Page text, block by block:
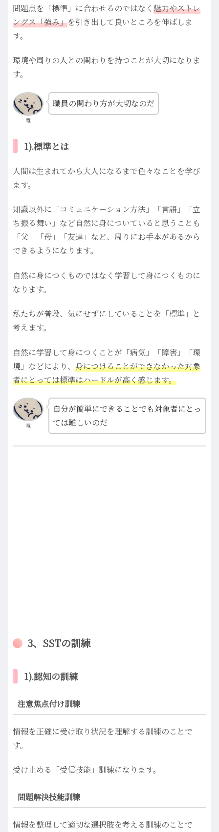
問題点を「標準」に合わせるのではなく 魅力やストレ
ングス「強み」を引き出して良いところを伸ばしま
す。
環境や周りの人との関わりを持つことが大切になりま
す。
竜
職員の関わり方が大切なのだ
1).標準とは
人間は生まれてから大人になるまで色々なことを学び
ます。
知識以外に「コミュニケーション方法」「言語」「立
ち振る舞い」など自然に身についていると思うことも
「父」「母」「友達」など、周りにお手本があるから
できるようになります。
自然に身につくものではなく学習して身につくものに
なります。
私たちが普段、気にせずにしていることを「標準」と
考えます。
自然に学習して身につくことが「病気」「障害」「環
境」などにより、 身につけることができなかった対象
者にとっては標準はハードルが高く感じます。
竜
自分が簡単にできることでも対象者にとっ
ては難しいのだ
3、SSTの訓練
1).認知の訓練
注意焦点付け訓練
情報を正確に受け取り状況を理解する訓練のことで
す。
受け止める「受信技能」訓練になります。
問題解決技能訓練
情報を整理して適切な選択肢を考える訓練のことで